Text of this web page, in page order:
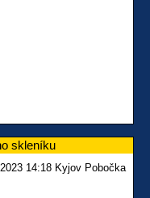
skleníku
14:18 Kyjov Pobočka